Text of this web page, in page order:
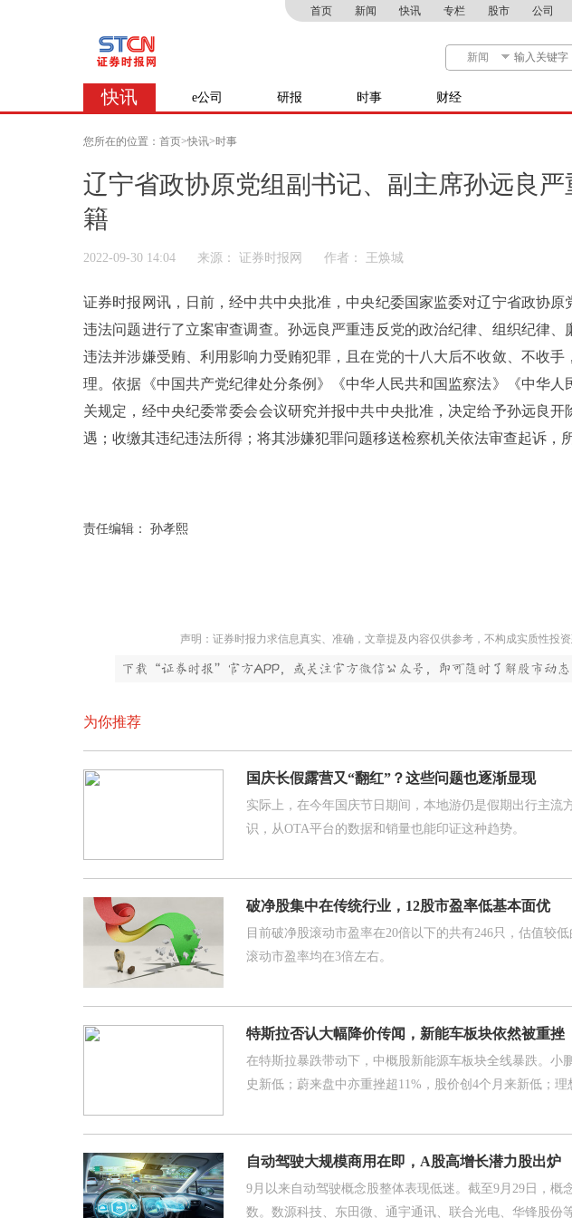
首页 新闻 快讯 专栏 股市 公司
快讯 e公司 研报 时事 财经
您所在的位置： 首页>快讯>时事
辽宁省政协原党组副书记、副主席孙远良
籍
2022-09-30 14:04 来源： 证券时报网 作者： 王焕城
证券时报网讯，日前，经中共中央批准，中央纪委国家监委对辽宁省政协
违法问题进行了立案审查调查。孙远良严重违反党的政治纪律、组织纪律
违法并涉嫌受贿、利用影响力受贿犯罪，且在党的十八大后不收敛、不收
理。依据《中国共产党纪律处分条例》《中华人民共和国监察法》《中华
关规定，经中央纪委常委会会议研究并报中共中央批准，决定给予孙远良
遇；收缴其违纪违法所得；将其涉嫌犯罪问题移送检察机关依法审查起诉，
责任编辑： 孙孝熙
声明：证券时报力求信息真实、准确，文章提及内容仅供参考，不构成实质性投资
为你推荐
国庆长假露营又“翻红”？这些问题也逐渐显现
实际上，在今年国庆节日期间，本地游仍是假期出行主流
识，从OTA平台的数据和销量也能印证这种趋势。
破净股集中在传统行业，12股市盈率低基本面优
目前破净股滚动市盈率在20倍以下的共有246只，估值较
滚动市盈率均在3倍左右。
特斯拉否认大幅降价传闻，新能车板块依然被重挫
在特斯拉暴跌带动下，中概股新能源车板块全线暴跌。小
史新低；蔚来盘中亦重挫超11%，股价创4个月来新低；理
自动驾驶大规模商用在即，A股高增长潜力股出炉
9月以来自动驾驶概念股整体表现低迷。截至9月29日，概
数。数源科技、东田微、通宇通讯、联合光电、华锋股份